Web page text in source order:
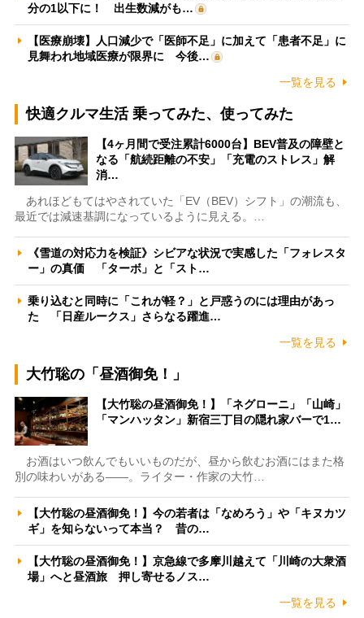
分の1以下に！ 出生数減がも…
【医療崩壊】人口減少で「医師不足」に加えて「患者不足」に
見舞われ地域医療が限界に 今後…
一覧を見る
快適クルマ生活 乗ってみた、使ってみた
【4ヶ月間で受注累計6000台】BEV普及の障壁と
なる「航続距離の不安」「充電のストレス」解
消…
あれほどもてはやされていた「EV（BEV）シフト」の潮流も、
最近では減速基調になっているように見える。…
《雪道の対応力を検証》シビアな状況で実感した「フォレスタ
ー」の真価 「ターボ」と「スト…
乗り込むと同時に「これが軽？」と戸惑うのには理由があっ
た 「日産ルークス」さらなる躍進…
一覧を見る
大竹聡の「昼酒御免！」
【大竹聡の昼酒御免！】「ネグローニ」「山崎」
「マンハッタン」新宿三丁目の隠れ家バーで1…
お酒はいつ飲んでもいいものだが、昼から飲むお酒にはまた格
別の味わいがある――。ライター・作家の大竹…
【大竹聡の昼酒御免！】今の若者は「なめろう」や「キヌカツ
ギ」を知らないって本当？ 昔の…
【大竹聡の昼酒御免！】京急線で多摩川越えて「川崎の大衆酒
場」へと昼酒旅 押し寄せるノス…
一覧を見る